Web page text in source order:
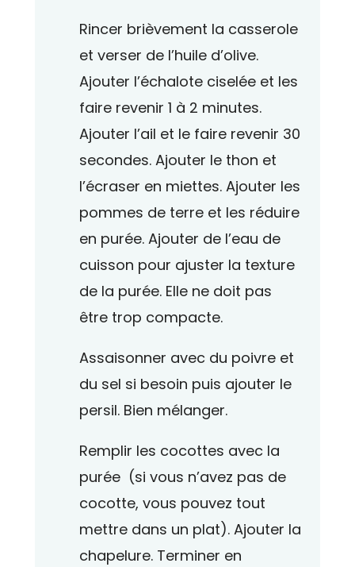
Rincer brièvement la casserole
et verser de l’huile d’olive.
Ajouter l’échalote ciselée et les
faire revenir 1 à 2 minutes.
Ajouter l’ail et le faire revenir 30
secondes. Ajouter le thon et
l’écraser en miettes. Ajouter les
pommes de terre et les réduire
en purée. Ajouter de l’eau de
cuisson pour ajuster la texture
de la purée. Elle ne doit pas
être trop compacte.
Assaisonner avec du poivre et
du sel si besoin puis ajouter le
persil. Bien mélanger.
Remplir les cocottes avec la
purée (si vous n’avez pas de
cocotte, vous pouvez tout
mettre dans un plat). Ajouter la
chapelure. Terminer en